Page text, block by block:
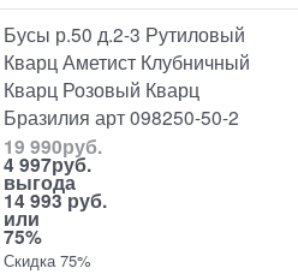
Бусы р.50 д.2-3 Рутиловый
Кварц Аметист Клубничный
Кварц Розовый Кварц
Бразилия арт 098250-50-2
19 990руб.
4 997руб.
выгода
14 993 руб.
или
75%
Скидка 75%